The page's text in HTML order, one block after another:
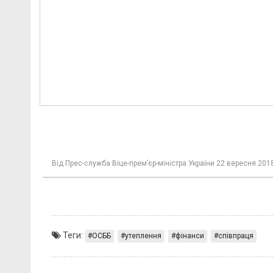
Від Прес-служба Віце-прем’єр-міністра України 22 вересня
Теги: ОСББ утеплення фінанси співпраця